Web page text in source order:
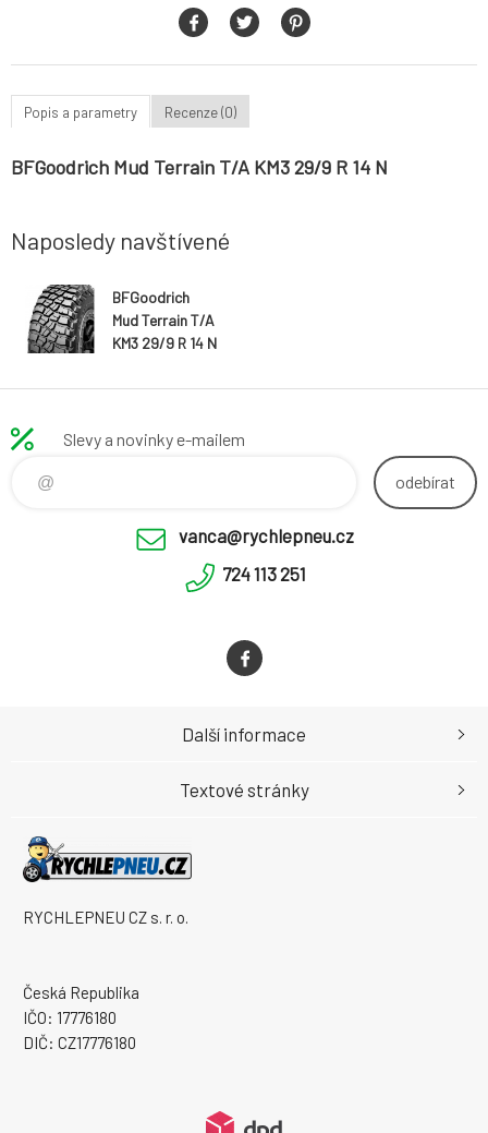
Popis a parametry Recenze (0)
BFGoodrich Mud Terrain T/A KM3 29/9 R 14 N
Naposledy navštívené
BFGoodrich
Mud Terrain T/A
KM3 29/9 R 14 N
Slevy a novinky e-mailem
odebírat
vanca@rychlepneu.cz
724 113 251
RYCHLEPNEU CZ s. r. o.
Česká Republika
IČO: 17776180
DIČ: CZ17776180
Další informace
Textové stránky